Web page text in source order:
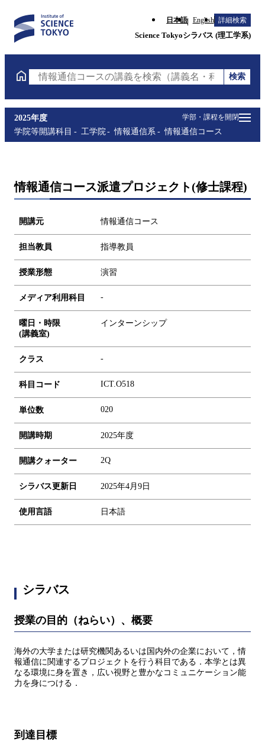
日本語 English 詳細検索
Science Tokyoシラバス (理工学系)
情報通信コースの講義を検索（講義名・科目コード・
検索
学部・課程を開閉
2025年度
学院等開講科目
工学院 情報通信系 情報通信コース
情報通信コース派遣プロジェクト(修士課程)
開講元 情報通信コース
担当教員 指導教員
授業形態 演習
メディア利用科目 -
曜日・時限
(講義室)
インターンシップ
クラス -
科目コード ICT.O518
単位数 020
開講時期 2025年度
開講クォーター 2Q
シラバス更新日 2025年4月9日
使用言語 日本語
シラバス
授業の目的（ねらい）、概要
海外の大学または研究機関あるいは国内外の企業において，情
報通信に関連するプロジェクトを行う科目である．本学とは異
なる環境に身を置き，広い視野と豊かなコミュニケーション能
力を身につける．
到達目標